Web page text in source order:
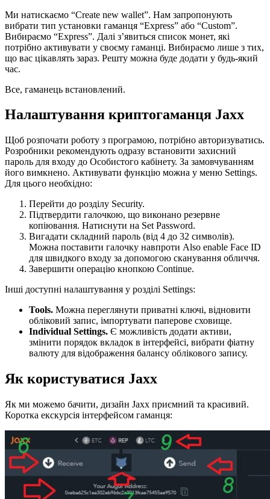
Ми натискаємо “Create new wallet”. Нам запропонують
вибрати тип установки гаманця “Express” або “Custom”.
Вибираємо “Express”. Далі з’явиться список монет, які
потрібно активувати у своєму гаманці. Вибираємо лише з тих,
що вас цікавлять зараз. Решту можна буде додати у будь-який
час.
Все, гаманець встановлений.
Налаштування криптогаманця Jaxx
Щоб розпочати роботу з програмою, потрібно авторизуватись.
Розробники рекомендують одразу встановити захисний
пароль для входу до Особистого кабінету. За замовчуванням
його вимкнено. Активувати функцію можна у меню Settings.
Для цього необхідно:
Перейти до розділу Security.
Підтвердити галочкою, що виконано резервне
копіювання. Натиснути на Set Password.
Вигадати складний пароль (від 4 до 32 символів).
Можна поставити галочку навпроти Also enable Face ID
для швидкого входу за допомогою сканування обличчя.
Завершити операцію кнопкою Continue.
Інші доступні налаштування у розділі Settings:
Tools. Можна переглянути приватні ключі, відновити
обліковий запис, імпортувати паперове сховище.
Individual Settings. Є можливість додати активи,
змінити порядок вкладок в інтерфейсі, вибрати фіатну
валюту для відображення балансу облікового запису.
Як користуватися Jaxx
Як ми можемо бачити, дизайн Jaxx приємний та красивий.
Коротка екскурсія інтерфейсом гаманця: